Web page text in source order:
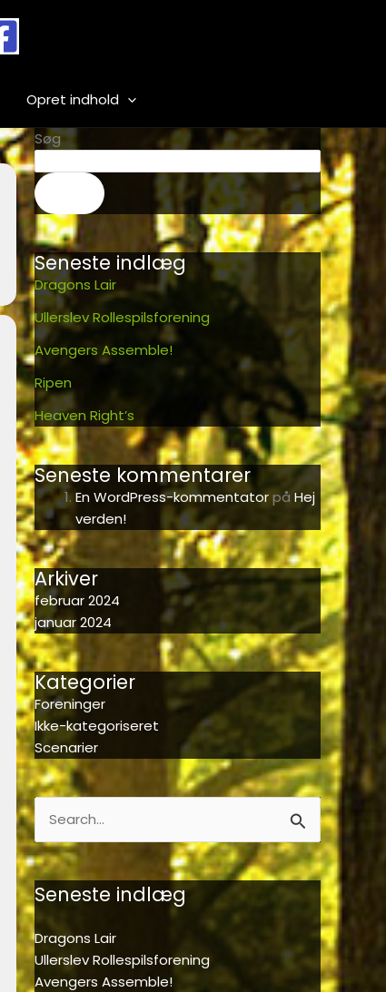
Opret indhold
Søg
Seneste indlæg
Dragons Lair
Ullerslev Rollespilsforening
Avengers Assemble!
Ripen
Heaven Right’s
Seneste kommentarer
En WordPress-kommentatorpå Hej
verden!
Arkiver
februar 2024
januar 2024
Kategorier
Foreninger
Ikke-kategoriseret
Scenarier
Søg
efter:
Seneste indlæg
Dragons Lair
Ullerslev Rollespilsforening
Avengers Assemble!